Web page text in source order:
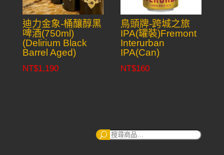
迪力金象-桶釀醇黑
啤酒(750ml)
(Delirium Black
Barrel Aged)
NT$1,190
鳥頭牌-跨城之旅
IPA(罐裝)Fremont
Interurban
IPA(Can)
NT$160
搜